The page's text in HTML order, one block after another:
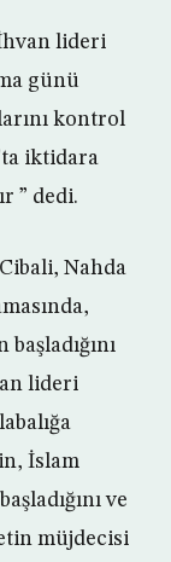
lideri
günü
kontrol
iktidara
” dedi.
Nahda
lideri
İslam
ve
müjdecisi